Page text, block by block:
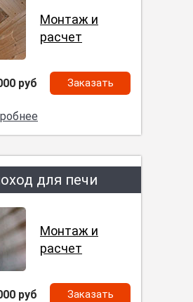
Монтаж и
расчет
руб Заказать
для печи
Монтаж и
расчет
руб Заказать